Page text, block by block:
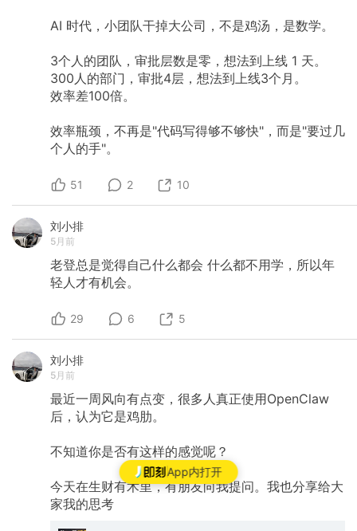
App内打开
AI 时代，小团队干掉大公司，不是鸡汤，是数学。
3个人的团队，审批层数是零，想法到上线 1 天。
300人的部门，审批4层，想法到上线3个月。
效率差100倍。
效率瓶颈，不再是"代码写得够不够快"，而是"要过几
个人的手"。
51 2 10
刘小排
5月前
老登总是觉得自己什么都会 什么都不用学，所以年
轻人才有机会。
29 6 5
刘小排
5月前
最近一周风向有点变，很多人真正使用OpenClaw
后，认为它是鸡肋。
不知道你是否有这样的感觉呢？
今天在生财有术里，有朋友向我提问。我也分享给大
家我的思考